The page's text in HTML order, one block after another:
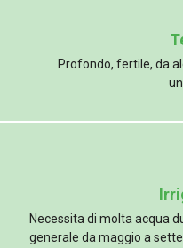
Profondo, fertile, da
Necessita di molta acqua
generale da maggio a